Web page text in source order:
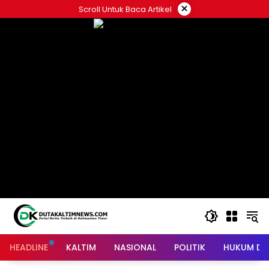
to
Scroll Untuk Baca Artikel ×
HEADLINE KALTIM NASIONAL POLITIK HUKUM